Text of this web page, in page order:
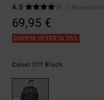
4.0
(1 Recensioni)
69,95 €
DOPPIA OFFERTA 25%
Colori Off Black